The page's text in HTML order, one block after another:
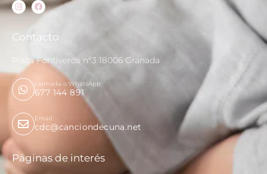
Contacto
Plaza Fontiveros nº3 18006 Granada
Llamada o WhatsApp
677 144 891
Email
cdc@canciondecuna.net
Páginas de interés